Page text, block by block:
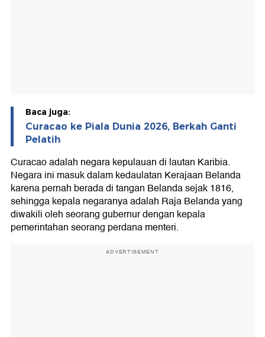
Baca juga:
Curacao ke Piala Dunia 2026, Berkah Ganti
Pelatih
Curacao adalah negara kepulauan di lautan Karibia.
Negara ini masuk dalam kedaulatan Kerajaan Belanda
karena pernah berada di tangan Belanda sejak 1816,
sehingga kepala negaranya adalah Raja Belanda yang
diwakili oleh seorang gubernur dengan kepala
pemerintahan seorang perdana menteri.
ADVERTISEMENT